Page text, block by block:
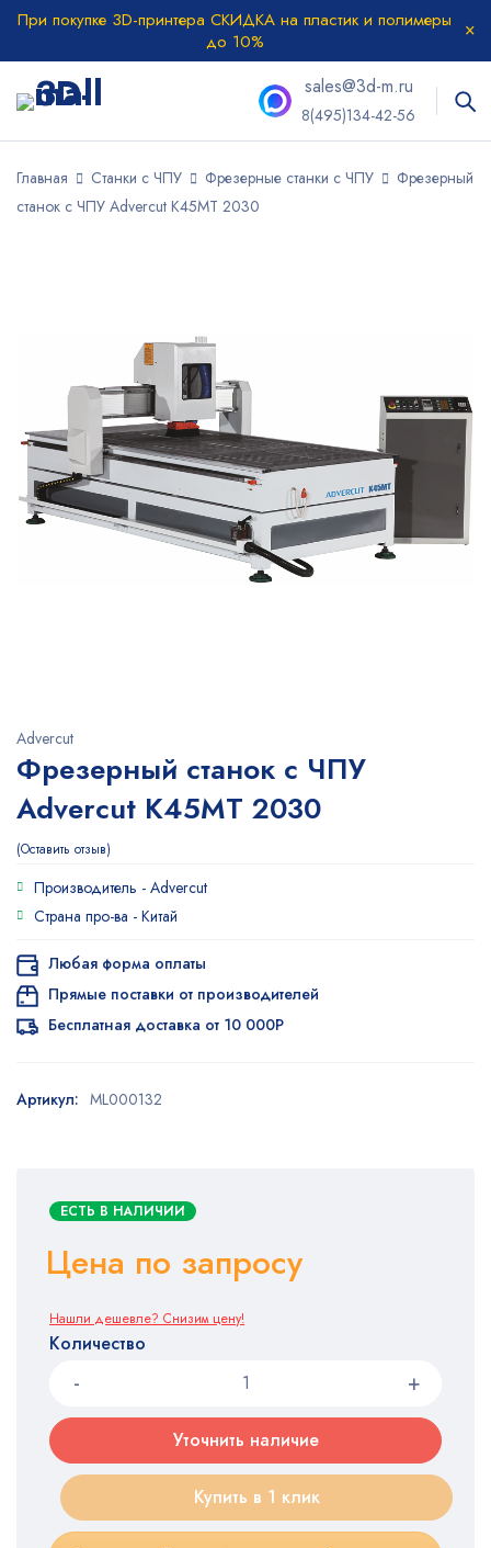
При покупке 3D-принтера СКИДКА на пластик и полимеры
до 10%
sales@3d-m.ru
8(495)134-42-56
Главная Станки с ЧПУ Фрезерные станки с ЧПУ
Фрезерный
станок с ЧПУ Advercut K45MT 2030
Advercut
Фрезерный станок с ЧПУ
Advercut K45MT 2030
Оставить отзыв
Производитель - Advercut
Страна про-ва - Китай
ЕСТЬ В НАЛИЧИИ
Цена по запросу
Нашли дешевле? Снизим цену!
Количество
Уточнить наличие
Купить в 1 клик
Любая форма оплаты
Прямые поставки от производителей
Бесплатная доставка от 10 000Р
Артикул: ML000132